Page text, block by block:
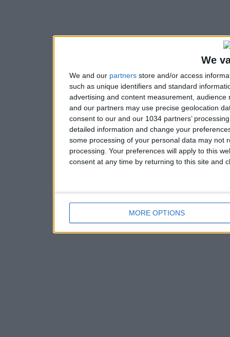
We
We and our partners store and/or access
such as unique identifiers and standard
advertising and content measurement,
and our partners may use precise geolocation
consent to our and our 1034 partners’
detailed information and change your
some processing of your personal data may not
processing. Your preferences will apply to this
consent at any time by returning to this site and
MORE OPTIONS